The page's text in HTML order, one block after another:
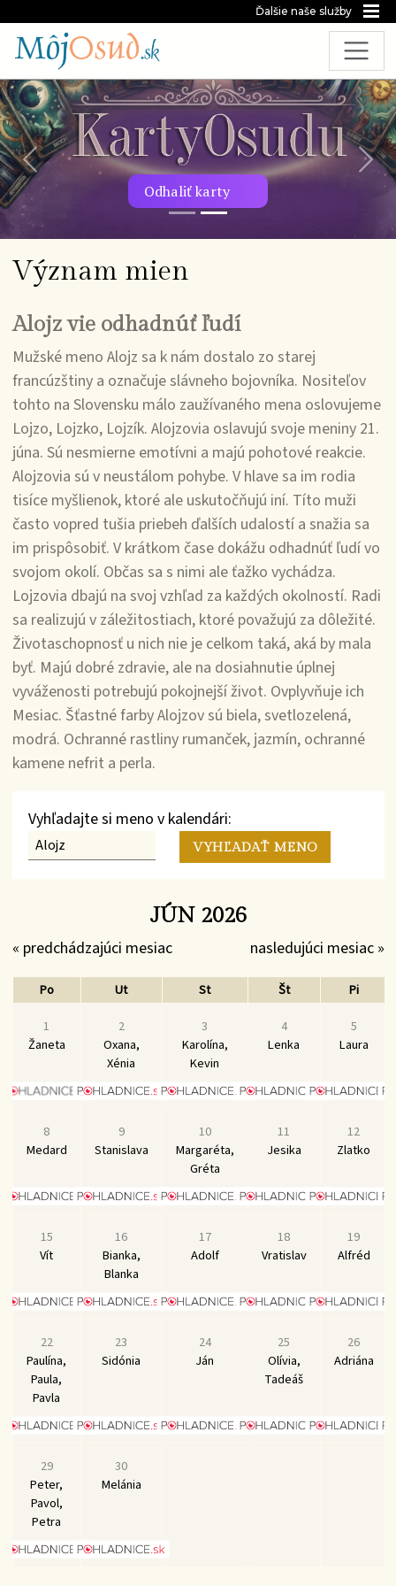
Ďalšie naše služby
Odhaliť karty
Predchádzajúca snímka
Význam mien
Alojz vie odhadnúť ľudí
Mužské meno Alojz sa k nám dostalo zo starej
francúzštiny a označuje slávneho bojovníka. Nositeľov
tohto na Slovensku málo zaužívaného mena oslovujeme
Lojzo, Lojzko, Lojzík. Alojzovia oslavujú svoje meniny 21.
júna. Sú nesmierne emotívni a majú pohotové reakcie.
Alojzovia sú v neustálom pohybe. V hlave sa im rodia
tisíce myšlienok, ktoré ale uskutočňujú iní. Títo muži
často vopred tušia priebeh ďalších udalostí a snažia sa
im prispôsobiť. V krátkom čase dokážu odhadnúť ľudí vo
svojom okolí. Občas sa s nimi ale ťažko vychádza.
Lojzovia dbajú na svoj vzhľad za každých okolností. Radi
sa realizujú v záležitostiach, ktoré považujú za dôležité.
Životaschopnosť u nich nie je celkom taká, aká by mala
byť. Majú dobré zdravie, ale na dosiahnutie úplnej
vyváženosti potrebujú pokojnejší život. Ovplyvňuje ich
Mesiac. Šťastné farby Alojzov sú biela, svetlozelená,
modrá. Ochranné rastliny rumanček, jazmín, ochranné
kamene nefrit a perla.
Vyhľadajte si meno v kalendári:
JÚN 2026
« predchádzajúci mesiac nasledujúci mesiac »
Po Ut St Št
Pi
1
Žaneta
2
Oxana,
Xénia
3
Karolína,
Kevin
4
Lenka
5
Laura
8
Medard
9
Stanislava
10
Margaréta,
Gréta
11
Jesika
12
Zlatko
15
Vít
16
Bianka,
Blanka
17
Adolf
18
Vratislav
19
Alfréd
22
Paulína,
Paula,
Pavla
23
Sidónia
24
Ján
25
Olívia,
Tadeáš
26
Adriána
29
Peter,
Pavol,
Petra
30
Melánia